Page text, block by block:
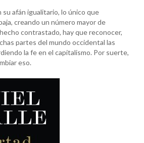
afán igualitario, lo único que
creando un número mayor de
contrastado, hay que reconocer,
partes del mundo occidental las
la fe en el capitalismo. Por suerte,
eso.